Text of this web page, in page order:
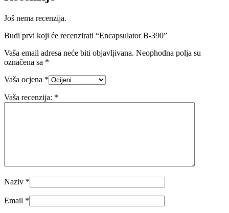
Još nema recenzija.
Budi prvi koji će recenzirati “Encapsulator B-390”
Vaša email adresa neće biti objavljivana. Neophodna polja su
označena sa *
Vaša ocjena *
Vaša recenzija: *
Naziv *
Email *